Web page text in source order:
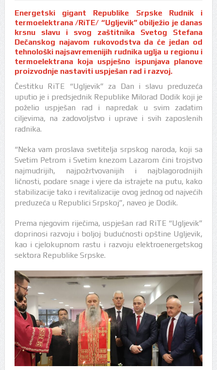
Energetski gigant Republike Srpske Rudnik i
termoelektrana /RiTE/ “Ugljevik” obilježio je danas
krsnu slavu i svog zaštitnika Svetog Stefana
Dečanskog najavom rukovodstva da će jedan od
tehnološki najsavremenijih rudnika uglja u regionu i
termoelektrana koja uspješno ispunjava planove
proizvodnje nastaviti uspješan rad i razvoj.
Čestitku RiTE “Ugljevik” za Dan i slavu preduzeća
uputio je i predsjednik Republike Milorad Dodik koji je
poželio uspješan rad i napredak u svim zadatim
ciljevima, na zadovoljstvo i uprave i svih zaposlenih
radnika.
“Neka vam proslava svetitelja srpskog naroda, koji sa
Svetim Petrom i Svetim knezom Lazarom čini trojstvo
najmudrijih, najpožrtvovanijih i najblagorodnijih
ličnosti, podare snage i vjere da istrajete na putu, kako
stabilizacije tako i revitalizacije ovog jednog od najvećih
preduzeća u Republici Srpskoj”, naveo je Dodik.
Prema njegovim riječima, uspješan rad RiTE “Ugljevik”
doprinosi razvoju i boljoj budućnosti opštine Ugljevik,
kao i cjelokupnom rastu i razvoju elektroenergetskog
sektora Republike Srpske.